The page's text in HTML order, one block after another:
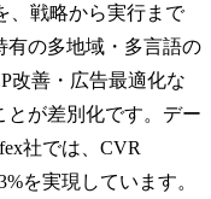
、戦略から実行まで
有の多地域・多言語の
改善・広告最適化な
とが差別化です。デー
社では、CVR
を実現しています。